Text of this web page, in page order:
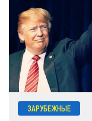
ЗАРУБЕЖНЫЕ